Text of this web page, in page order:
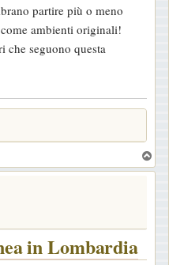
partire più o meno
ambienti originali!
seguono questa
o
in Lombardia